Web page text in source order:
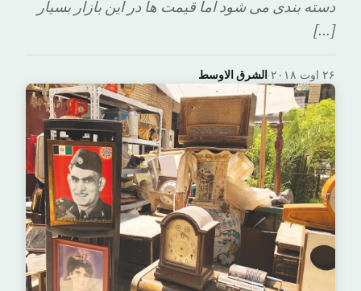
دسته بندی می شود اما قیمت ها در این بازار بسیار
[…]
الشرق الاوسط· ۲۶ اوت ۲۰۱۸